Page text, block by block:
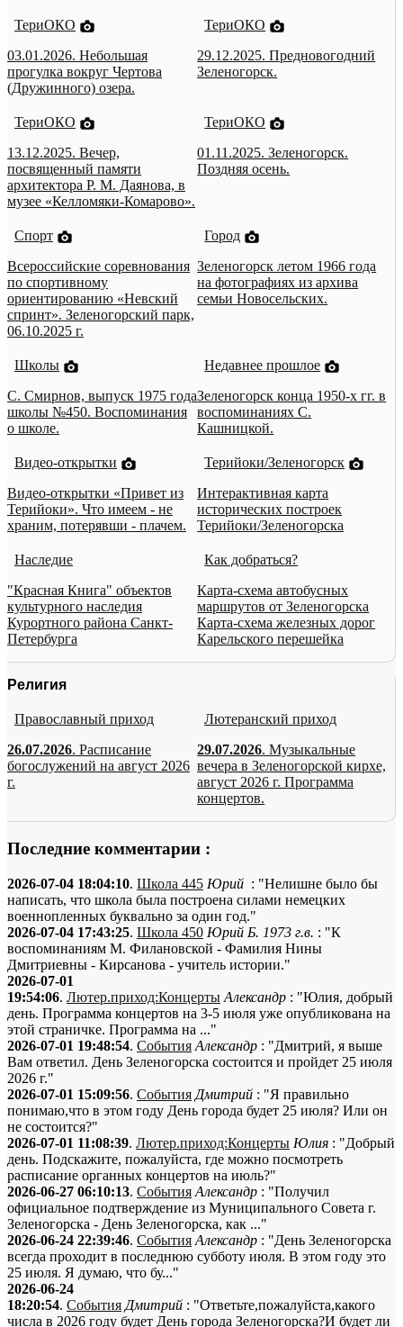
ТериОКО
03.01.2026. Небольшая
прогулка вокруг Чертова
(Дружинного) озера.
ТериОКО
29.12.2025. Предновогодний
Зеленогорск.
ТериОКО
13.12.2025. Вечер,
посвященный памяти
архитектора Р. М. Даянова, в
музее «Келломяки-Комарово».
ТериОКО
01.11.2025. Зеленогорск.
Поздняя осень.
Спорт
Всероссийские соревнования
по спортивному
ориентированию «Невский
спринт». Зеленогорский парк,
06.10.2025 г.
Город
Зеленогорск летом 1966 года
на фотографиях из архива
семьи Новосельских.
Школы
С. Смирнов, выпуск 1975 года
школы №450. Воспоминания
о школе.
Недавнее прошлое
Зеленогорск конца 1950-х гг. в
воспоминаниях С.
Кашницкой.
Видео-открытки
Видео-открытки «Привет из
Терийоки». Что имеем - не
храним, потерявши - плачем.
Терийоки/Зеленогорск
Интерактивная карта
исторических построек
Терийоки/Зеленогорска
Наследие
"Красная Книга" объектов
культурного наследия
Курортного района Санкт-
Петербурга
Как добраться?
Карта-схема автобусных
маршрутов от Зеленогорска
Карта-схема железных дорог
Карельского перешейка
Религия
Православный приход
26.07.2026. Расписание
богослужений на август 2026
г.
Лютеранский приход
29.07.2026. Музыкальные
вечера в Зеленогорской кирхе,
август 2026 г. Программа
концертов.
Последние комментарии :
2026-07-04 18:04:10. Школа 445 Юрий : "Нелишне было бы
написать, что школа была построена силами немецких
военнопленных буквально за один год."
2026-07-04 17:43:25. Школа 450 Юрий Б. 1973 г.в. : "К
воспоминаниям М. Филановской - Фамилия Нины
Дмитриевны - Кирсанова - учитель истории."
2026-07-01
19:54:06. Лютер.приход:Концерты Александр : "Юлия, добрый
день. Программа концертов на 3-5 июля уже опубликована на
этой страничке. Программа на ..."
2026-07-01 19:48:54. События Александр : "Дмитрий, я выше
Вам ответил. День Зеленогорска состоится и пройдет 25 июля
2026 г."
2026-07-01 15:09:56. События Дмитрий : "Я правильно
понимаю,что в этом году День города будет 25 июля? Или он
не состоится?"
2026-07-01 11:08:39. Лютер.приход:Концерты Юлия : "Добрый
день. Подскажите, пожалуйста, где можно посмотреть
расписание органных концертов на июль?"
2026-06-27 06:10:13. События Александр : "Получил
официальное подтверждение из Муниципального Совета г.
Зеленогорска - День Зеленогорска, как ..."
2026-06-24 22:39:46. События Александр : "День Зеленогорска
всегда проходит в последнюю субботу июля. В этом году это
25 июля. Я думаю, что бу..."
2026-06-24
18:20:54. События Дмитрий : "Ответьте,пожалуйста,какого
числа в 2026 году будет День города Зеленогорска?И будет ли